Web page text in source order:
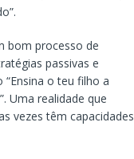
bom processo de
passivas e
o teu filho a
Uma realidade que
vezes têm capacidades